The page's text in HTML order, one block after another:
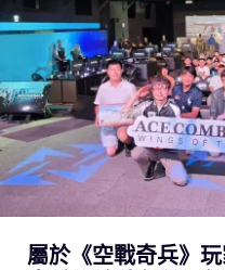
屬於《空戰奇兵》